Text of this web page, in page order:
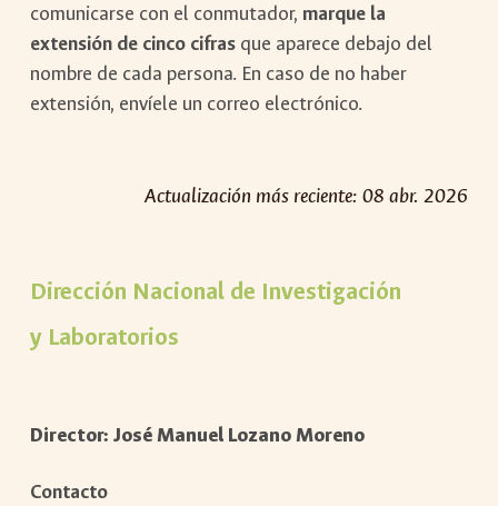
comunicarse con el conmutador, marque la
extensión de cinco cifras que aparece debajo del
nombre de cada persona. En caso de no haber
extensión, envíele un correo electrónico.
Actualización más reciente: 08 abr. 2026
Dirección Nacional de Investigación
y Laboratorios
Director:José Manuel Lozano Moreno
Contacto